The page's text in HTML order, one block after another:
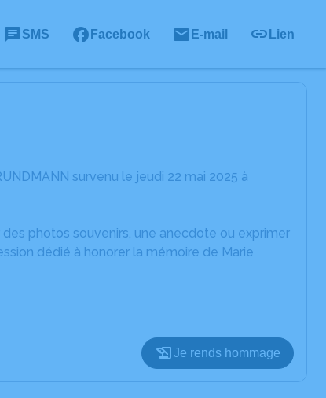
SMS Facebook E-mail Lien
survenu le jeudi 22 mai 2025 à
photos souvenirs, une anecdote ou exprimer
dédié à honorer la mémoire de Marie
Je rends hommage